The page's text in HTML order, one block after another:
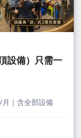
設備）只需一
｜含全部設備